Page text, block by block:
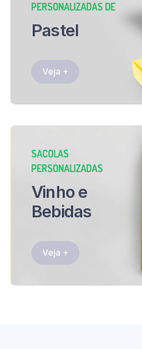
PERSONALIZADAS DE
Pastel
Veja +
SACOLAS
PERSONALIZADAS
Vinho e
Bebidas
Veja +